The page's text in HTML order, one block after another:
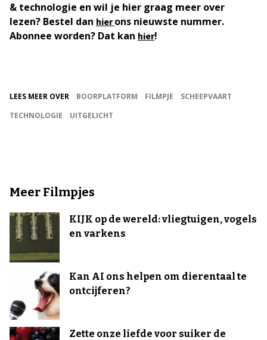
& technologie en wil je hier graag meer over
lezen? Bestel dan hierons nieuwste nummer.
Abonnee worden? Dat kan hier!
LEES MEER OVER BOORPLATFORM FILMPJE
SCHEEPVAART
TECHNOLOGIE
UITGELICHT
Meer Filmpjes
KIJK op de wereld: vliegtuigen, vogels
en varkens
Kan AI ons helpen om dierentaal te
ontcijferen?
Zette onze liefde voor suiker de